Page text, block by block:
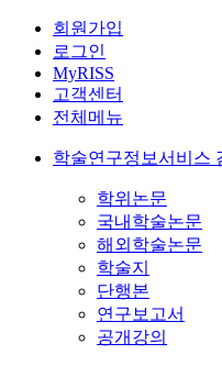
회원가입
로그인
MyRISS
고객센터
전체메뉴
학술연구정보서비스
학위논문
국내학술논문
해외학술논문
학술지
단행본
연구보고서
공개강의